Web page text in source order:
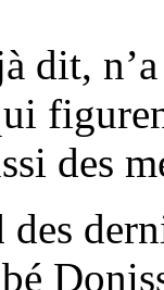
dit,
des
des